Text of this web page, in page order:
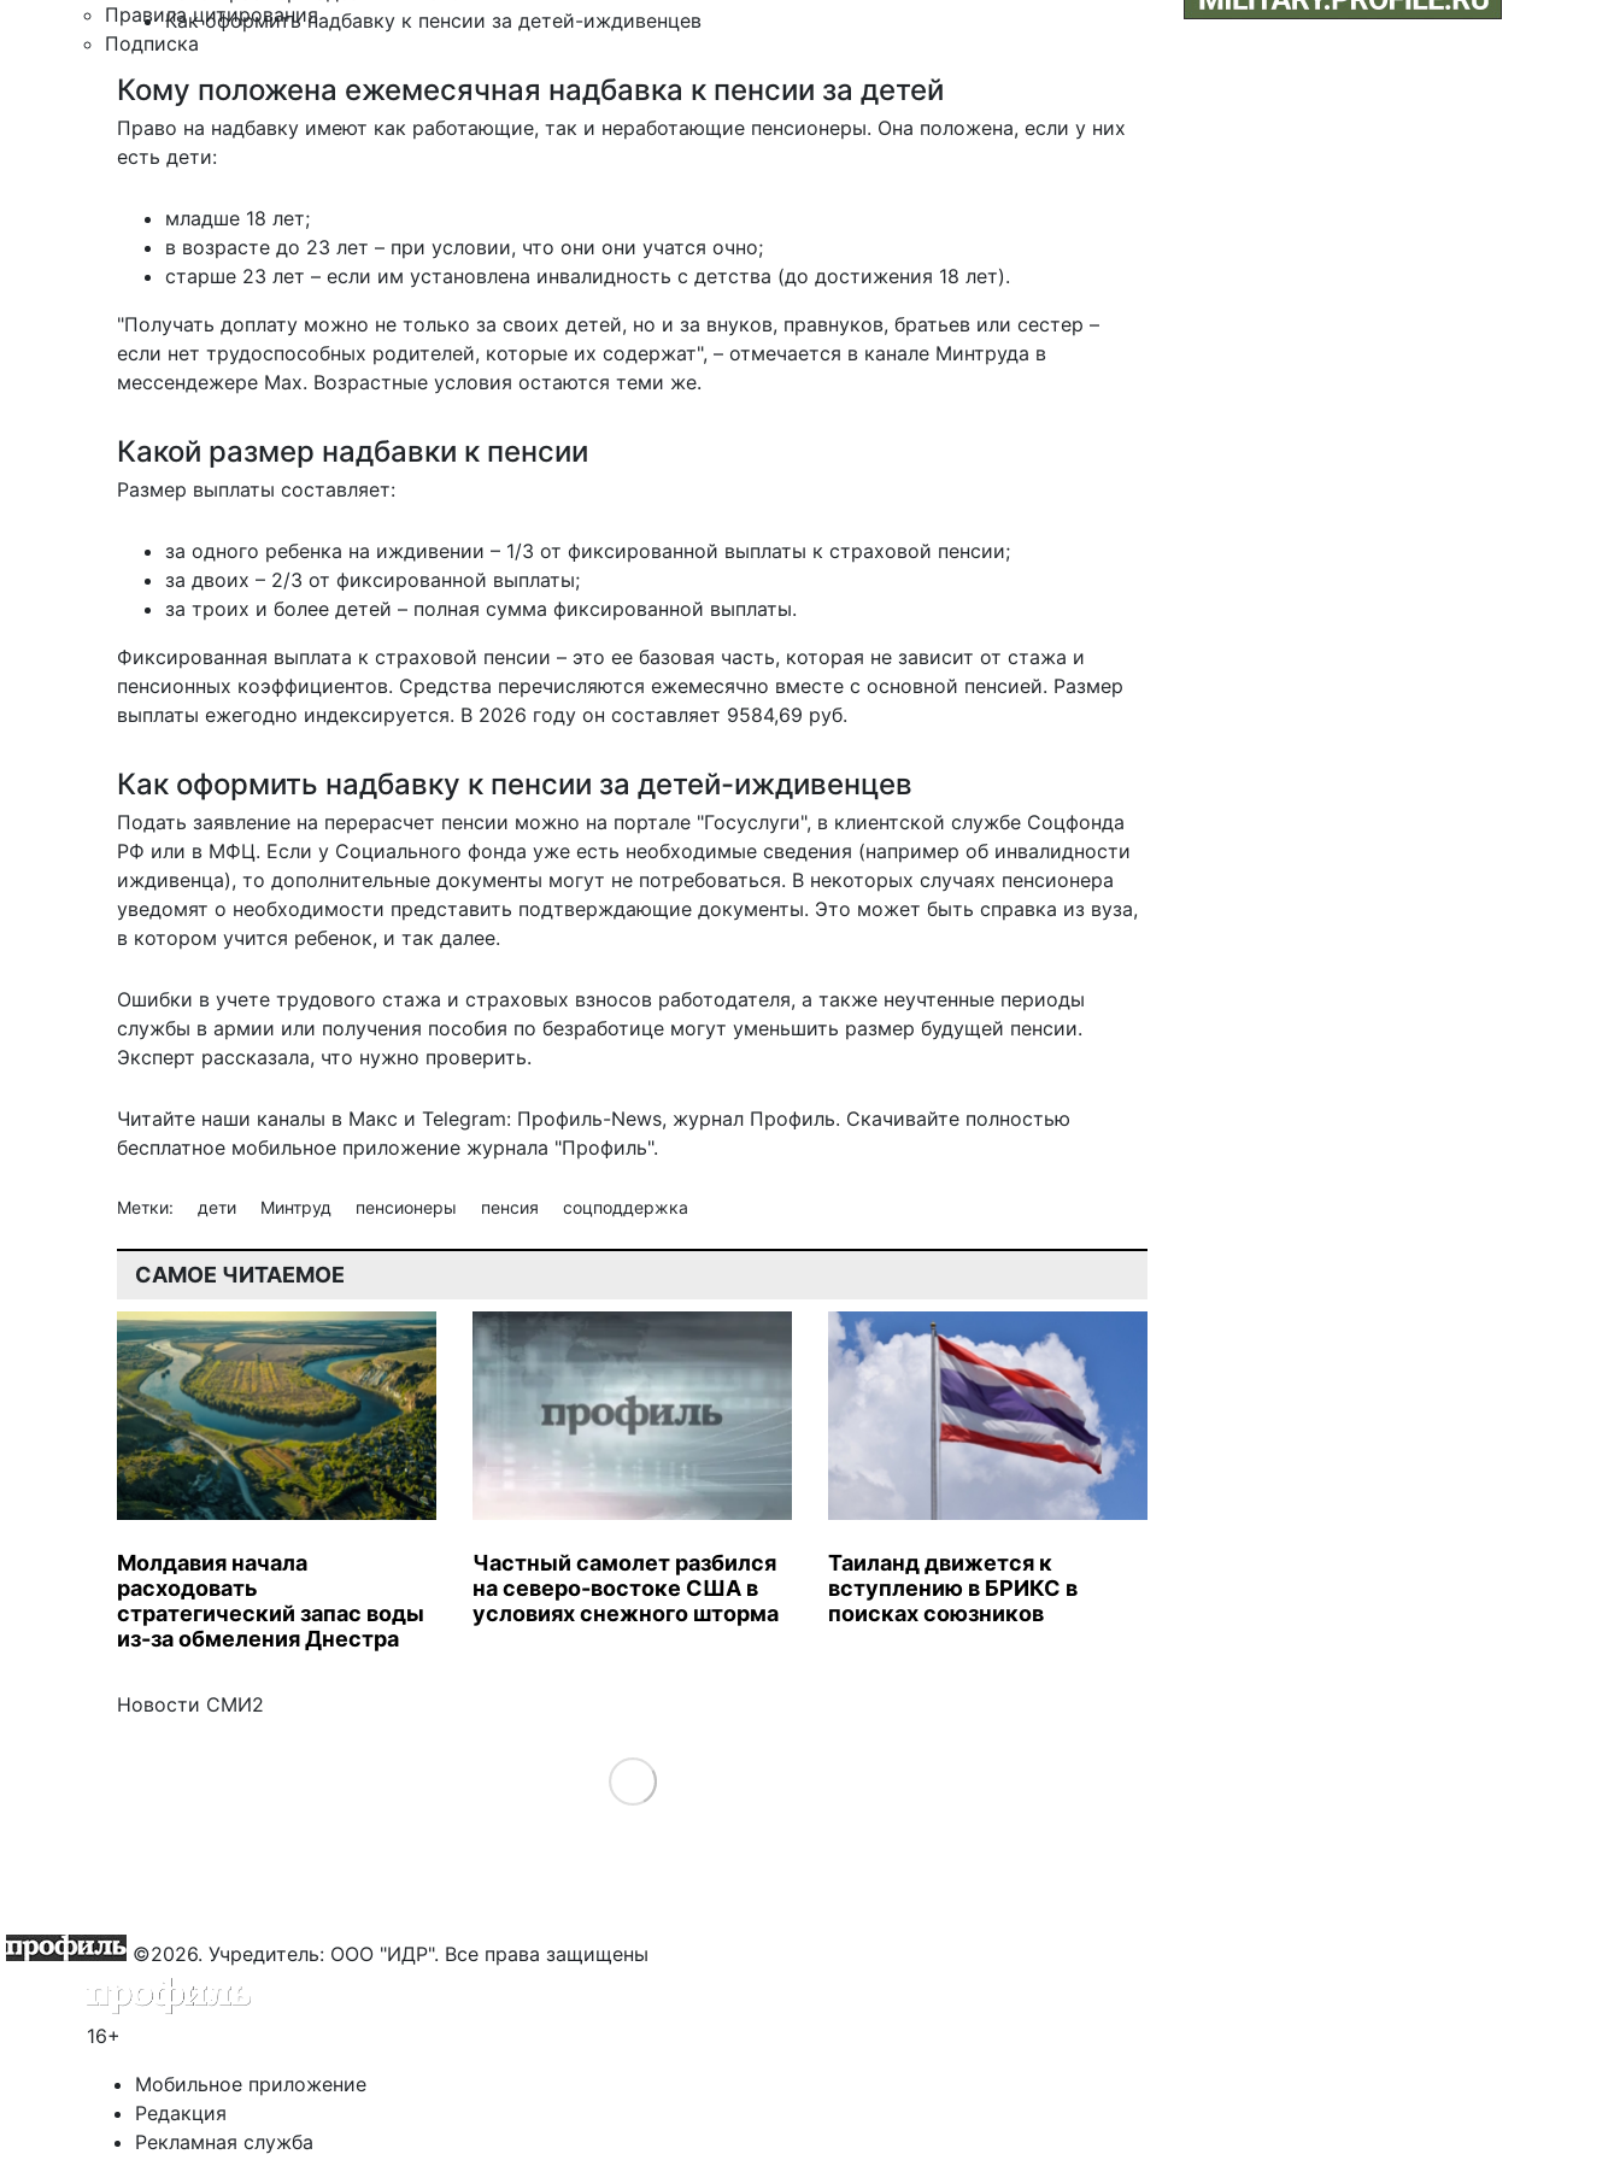
Правила цитирования
Подписка
Как оформить надбавку к пенсии за детей-иждивенцев
Кому положена ежемесячная надбавка к пенсии за детей
Право на надбавку имеют как работающие, так и неработающие пенсионеры. Она положена, если у них
есть дети:
младше 18 лет;
в возрасте до 23 лет – при условии, что они они учатся очно;
старше 23 лет – если им установлена инвалидность с детства (до достижения 18 лет).
"Получать доплату можно не только за своих детей, но и за внуков, правнуков, братьев или сестер –
если нет трудоспособных родителей, которые их содержат", – отмечается в канале Минтруда в
мессендежере Max. Возрастные условия остаются теми же.
Какой размер надбавки к пенсии
Размер выплаты составляет:
за одного ребенка на иждивении – 1/3 от фиксированной выплаты к страховой пенсии;
за двоих – 2/3 от фиксированной выплаты;
за троих и более детей – полная сумма фиксированной выплаты.
Фиксированная выплата к страховой пенсии – это ее базовая часть, которая не зависит от стажа и
пенсионных коэффициентов. Средства перечисляются ежемесячно вместе с основной пенсией. Размер
выплаты ежегодно индексируется. В 2026 году он составляет 9584,69 руб.
Как оформить надбавку к пенсии за детей-иждивенцев
Подать заявление на перерасчет пенсии можно на портале "Госуслуги", в клиентской службе Соцфонда
РФ или в МФЦ. Если у Социального фонда уже есть необходимые сведения (например об инвалидности
иждивенца), то дополнительные документы могут не потребоваться. В некоторых случаях пенсионера
уведомят о необходимости представить подтверждающие документы. Это может быть справка из вуза,
в котором учится ребенок, и так далее.
Ошибки в учете трудового стажа и страховых взносов работодателя, а также неучтенные периоды
службы в армии или получения пособия по безработице могут уменьшить размер будущей пенсии.
Эксперт рассказала, что нужно проверить.
Читайте наши каналы в Макс и Telegram: Профиль-News, журнал Профиль. Скачивайте полностью
бесплатное мобильное приложение журнала "Профиль".
Метки: дети Минтруд пенсионеры пенсия соцподдержка
САМОЕ ЧИТАЕМОЕ
Молдавия начала
расходовать
стратегический запас воды
из-за обмеления Днестра
Частный самолет разбился
на северо-востоке США в
условиях снежного шторма
Таиланд движется к
вступлению в БРИКС в
поисках союзников
Новости СМИ2
Load More
©2026. Учредитель: ООО "ИДР". Все права защищены
16+
Мобильное приложение
Редакция
Рекламная служба